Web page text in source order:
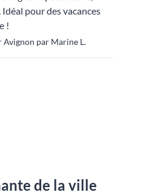
pour des vacances
!
par Marine L.
de la ville